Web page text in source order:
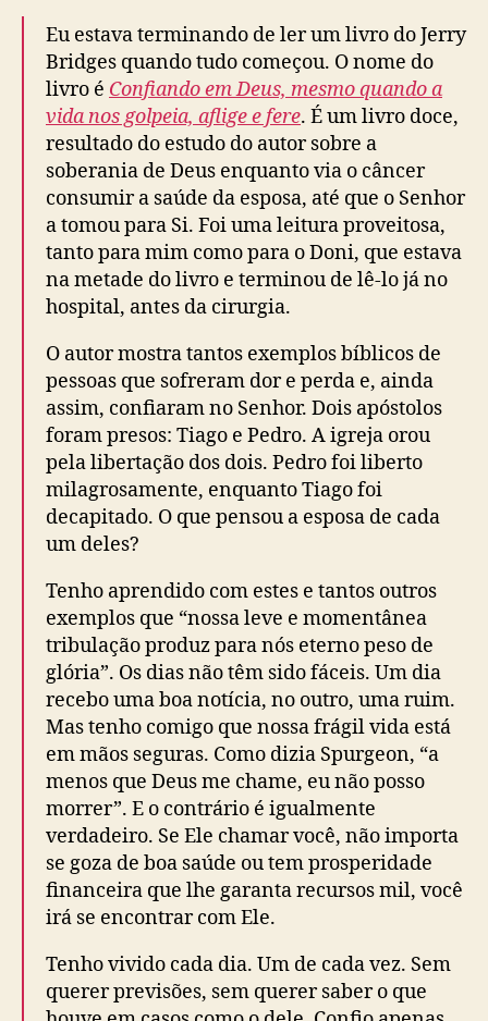
Eu estava terminando de ler um livro do Jerry
Bridges quando tudo começou. O nome do
livro é Confiando em Deus, mesmo quando a
vida nos golpeia, aflige e fere. É um livro doce,
resultado do estudo do autor sobre a
soberania de Deus enquanto via o câncer
consumir a saúde da esposa, até que o Senhor
a tomou para Si. Foi uma leitura proveitosa,
tanto para mim como para o Doni, que estava
na metade do livro e terminou de lê-lo já no
hospital, antes da cirurgia.
O autor mostra tantos exemplos bíblicos de
pessoas que sofreram dor e perda e, ainda
assim, confiaram no Senhor. Dois apóstolos
foram presos: Tiago e Pedro. A igreja orou
pela libertação dos dois. Pedro foi liberto
milagrosamente, enquanto Tiago foi
decapitado. O que pensou a esposa de cada
um deles?
Tenho aprendido com estes e tantos outros
exemplos que “nossa leve e momentânea
tribulação produz para nós eterno peso de
glória”. Os dias não têm sido fáceis. Um dia
recebo uma boa notícia, no outro, uma ruim.
Mas tenho comigo que nossa frágil vida está
em mãos seguras. Como dizia Spurgeon, “a
menos que Deus me chame, eu não posso
morrer”. E o contrário é igualmente
verdadeiro. Se Ele chamar você, não importa
se goza de boa saúde ou tem prosperidade
financeira que lhe garanta recursos mil, você
irá se encontrar com Ele.
Tenho vivido cada dia. Um de cada vez. Sem
querer previsões, sem querer saber o que